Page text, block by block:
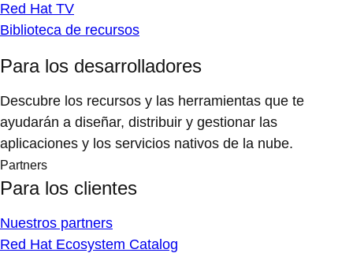
Red Hat TV
Biblioteca de recursos
Para los desarrolladores
Descubre los recursos y las herramientas que te
ayudarán a diseñar, distribuir y gestionar las
aplicaciones y los servicios nativos de la nube.
Partners
Para los clientes
Nuestros partners
Red Hat Ecosystem Catalog